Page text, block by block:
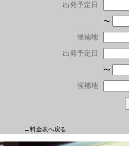
出発予定日
〜
候補地
出発予定日
〜
候補地
←料金表へ戻る